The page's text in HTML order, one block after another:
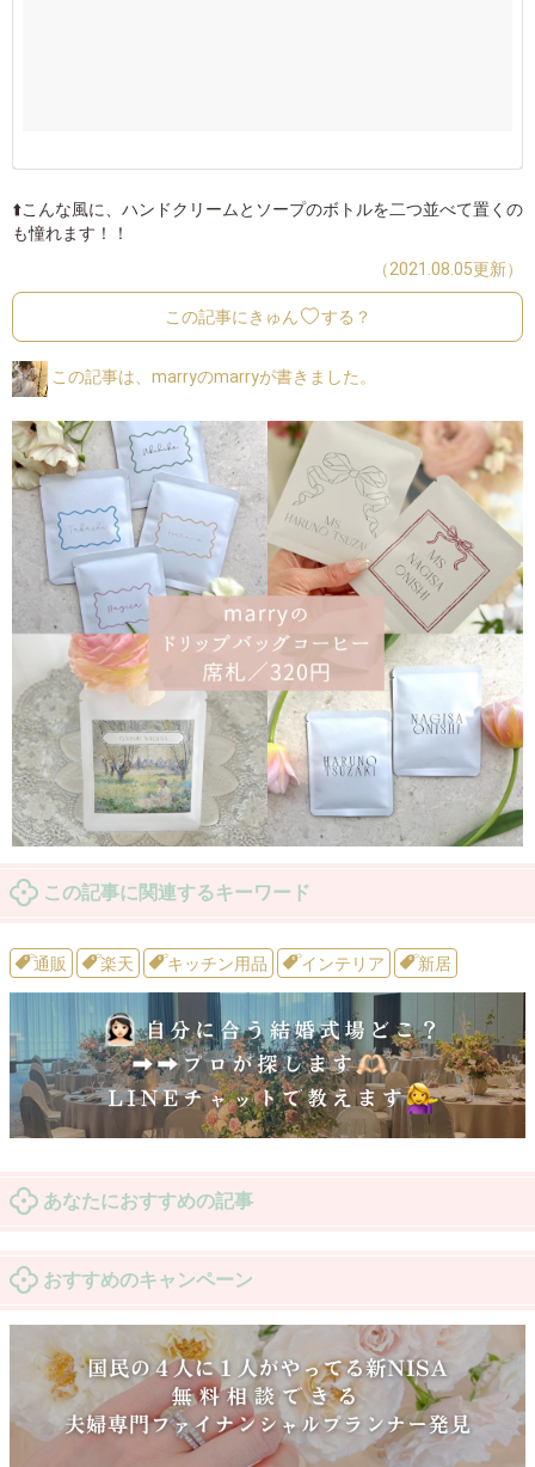
⬆️こんな風に、ハンドクリームとソープのボトルを二つ並べて置くの
も憧れます！！
（2021.08.05更新）
この記事にきゅん する？
この記事は、marryのmarryが書きました。
この記事に関連するキーワード
通販 楽天 キッチン用品 インテリア 新居
あなたにおすすめの記事
おすすめのキャンペーン